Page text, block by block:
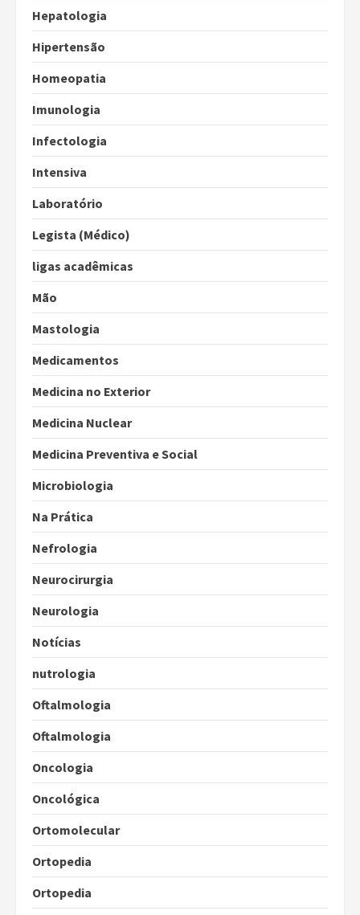
Hepatologia
Hipertensão
Homeopatia
Imunologia
Infectologia
Intensiva
Laboratório
Legista (Médico)
ligas acadêmicas
Mão
Mastologia
Medicamentos
Medicina no Exterior
Medicina Nuclear
Medicina Preventiva e Social
Microbiologia
Na Prática
Nefrologia
Neurocirurgia
Neurologia
Notícias
nutrologia
Oftalmologia
Oftalmologia
Oncologia
Oncológica
Ortomolecular
Ortopedia
Ortopedia